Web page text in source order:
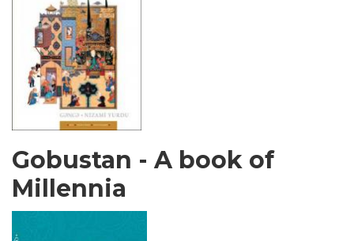
Gobustan - A book of
Millennia